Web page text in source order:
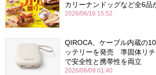
カリーナンドッグなど全6品
2026/06/16 15:52
QIROCA、ケーブル内蔵の
ッテリーを発売 準固体リチ
で安全性と携帯性を両立
2026/06/09 01:40